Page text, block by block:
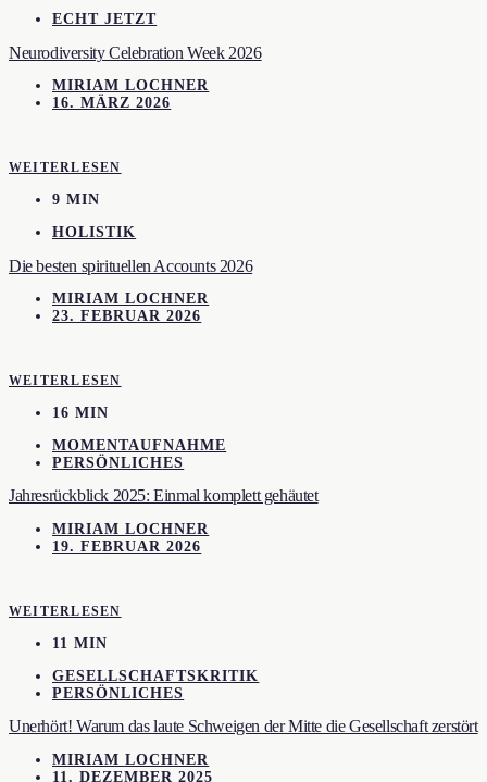
ECHT JETZT
Neurodiversity Celebration Week 2026
MIRIAM LOCHNER
16. MÄRZ 2026
WEITERLESEN
9 MIN
HOLISTIK
Die besten spirituellen Accounts 2026
MIRIAM LOCHNER
23. FEBRUAR 2026
WEITERLESEN
16 MIN
MOMENTAUFNAHME
PERSÖNLICHES
Jahresrückblick 2025: Einmal komplett gehäutet
MIRIAM LOCHNER
19. FEBRUAR 2026
WEITERLESEN
11 MIN
GESELLSCHAFTSKRITIK
PERSÖNLICHES
Unerhört! Warum das laute Schweigen der Mitte die Gesellschaft zerstört
MIRIAM LOCHNER
11. DEZEMBER 2025